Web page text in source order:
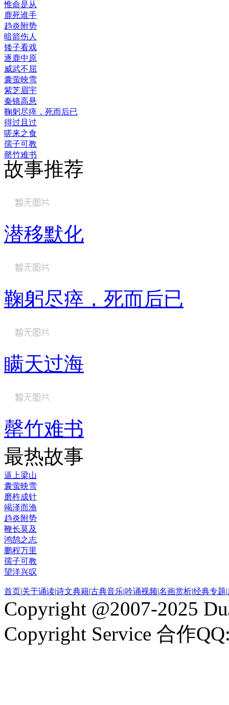
惟命是从
鹿死谁手
趋炎附势
暗箭伤人
矮子看戏
逐鹿中原
威武不屈
囊萤映雪
紫芝眉宇
秦镜高悬
鞠躬尽瘁，死而后已
得过且过
嗟来之食
孺子可教
罄竹难书
故事推荐
潜移默化
鞠躬尽瘁，死而后已
瞒天过海
罄竹难书
最热故事
逼上梁山
囊萤映雪
磨杵成针
竭泽而渔
趋炎附势
鞭长莫及
鸿鹄之志
鹏程万里
孺子可教
望洋兴叹
首页|关于诵读|诗文典籍|古典音乐|吟诵视频|名画赏析|经典专题|
Copyright @2007-2025
Copyright Service 合作